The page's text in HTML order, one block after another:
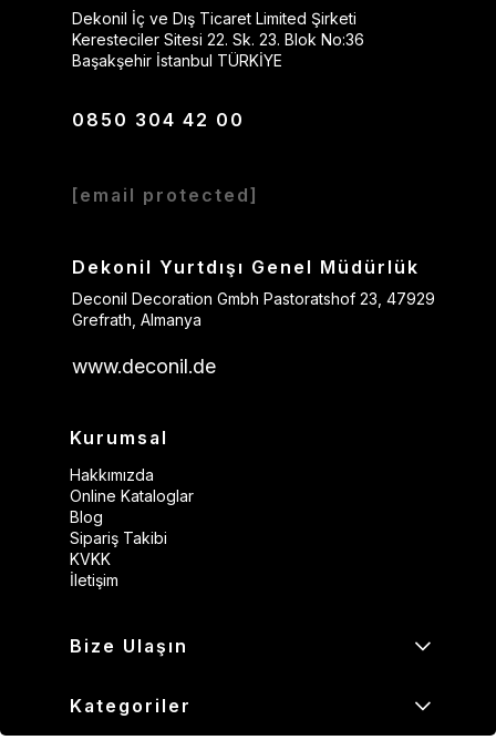
Dekonil İç ve Dış Ticaret Limited Şirketi
Keresteciler Sitesi 22. Sk. 23. Blok No:36
Başakşehir İstanbul TÜRKİYE
0850 304 42 00
[email protected]
Dekonil Yurtdışı Genel Müdürlük
Deconil Decoration Gmbh Pastoratshof 23, 47929
Grefrath, Almanya
www.deconil.de
Kurumsal
Hakkımızda
Online Kataloglar
Blog
Sipariş Takibi
KVKK
İletişim
Bize Ulaşın
Kategoriler